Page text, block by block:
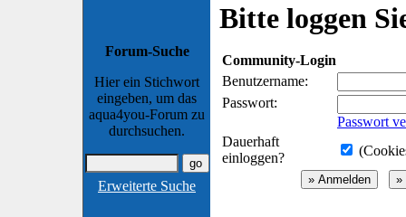
Forum-Suche
Hier ein Stichwort
eingeben, um das
aqua4you-Forum zu
durchsuchen.
Erweiterte Suche
Bitte loggen
Community-Login
Benutzername:
Passwort:
Passwort
Dauerhaft
einloggen?